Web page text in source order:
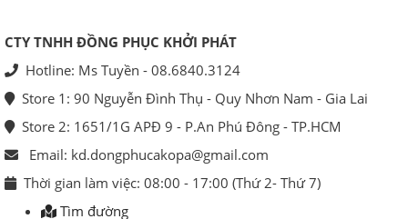
CTY TNHH ĐỒNG PHỤC KHỞI PHÁT
Hotline: Ms Tuyền - 08.6840.3124
Store 1: 90 Nguyễn Đình Thụ - Quy Nhơn Nam - Gia Lai
Store 2: 1651/1G APĐ 9 - P.An Phú Đông - TP.HCM
Email: kd.dongphucakopa@gmail.com
Thời gian làm việc: 08:00 - 17:00 (Thứ 2- Thứ 7)
Tìm đường